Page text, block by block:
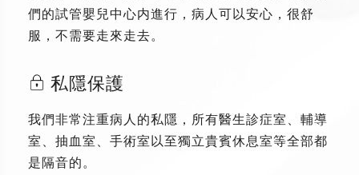
們的試管嬰兒中心内進行，病人可以安心，很舒
服，不需要走來走去。
私隱保護
我們非常注重病人的私隱，所有醫生診症室、輔導
室、抽血室、手術室以至獨立貴賓休息室等全部都
是隔音的。